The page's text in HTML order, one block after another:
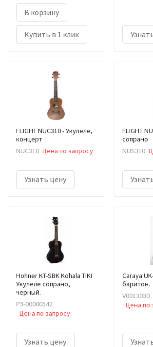
В корзину
Купить в 1 клик
FLIGHT NUC310 - Укулеле,
концерт
NUC310 Цена по запросу
Узнать цену
FLIGHT
сопрано
NUS310
Hohner KT-SBK Kohala TIKI
Укулеле сопрано,
черный.
РЗ-00000542
Цена по запросу
Узнать цену
Caraya
баритон.
V0013030
Цена по